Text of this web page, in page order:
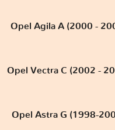
Opel Agila A (2000 -
Opel Vectra C (2002 -
Opel Astra G (1998-